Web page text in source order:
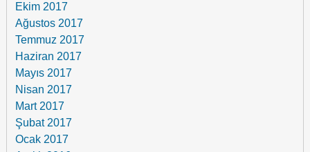
Ekim 2017
Ağustos 2017
Temmuz 2017
Haziran 2017
Mayıs 2017
Nisan 2017
Mart 2017
Şubat 2017
Ocak 2017